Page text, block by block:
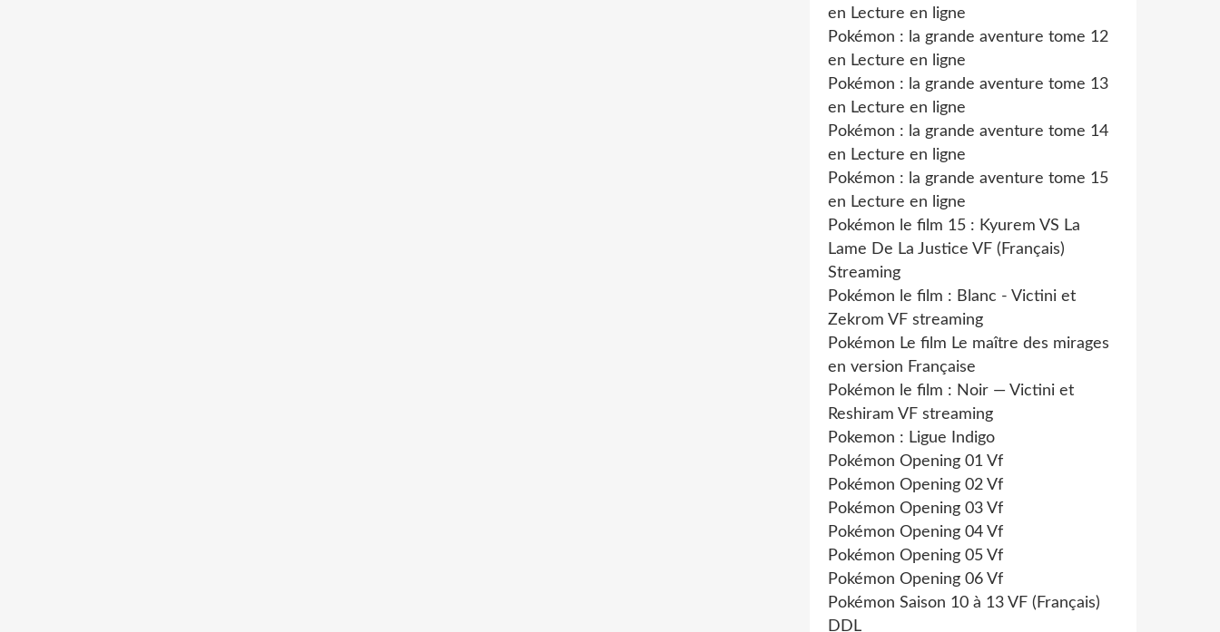
en Lecture en ligne
Pokémon : la grande aventure tome 12
en Lecture en ligne
Pokémon : la grande aventure tome 13
en Lecture en ligne
Pokémon : la grande aventure tome 14
en Lecture en ligne
Pokémon : la grande aventure tome 15
en Lecture en ligne
Pokémon le film 15 : Kyurem VS La
Lame De La Justice VF (Français)
Streaming
Pokémon le film : Blanc - Victini et
Zekrom VF streaming
Pokémon Le film Le maître des mirages
en version Française
Pokémon le film : Noir — Victini et
Reshiram VF streaming
Pokemon : Ligue Indigo
Pokémon Opening 01 Vf
Pokémon Opening 02 Vf
Pokémon Opening 03 Vf
Pokémon Opening 04 Vf
Pokémon Opening 05 Vf
Pokémon Opening 06 Vf
Pokémon Saison 10 à 13 VF (Français)
DDL